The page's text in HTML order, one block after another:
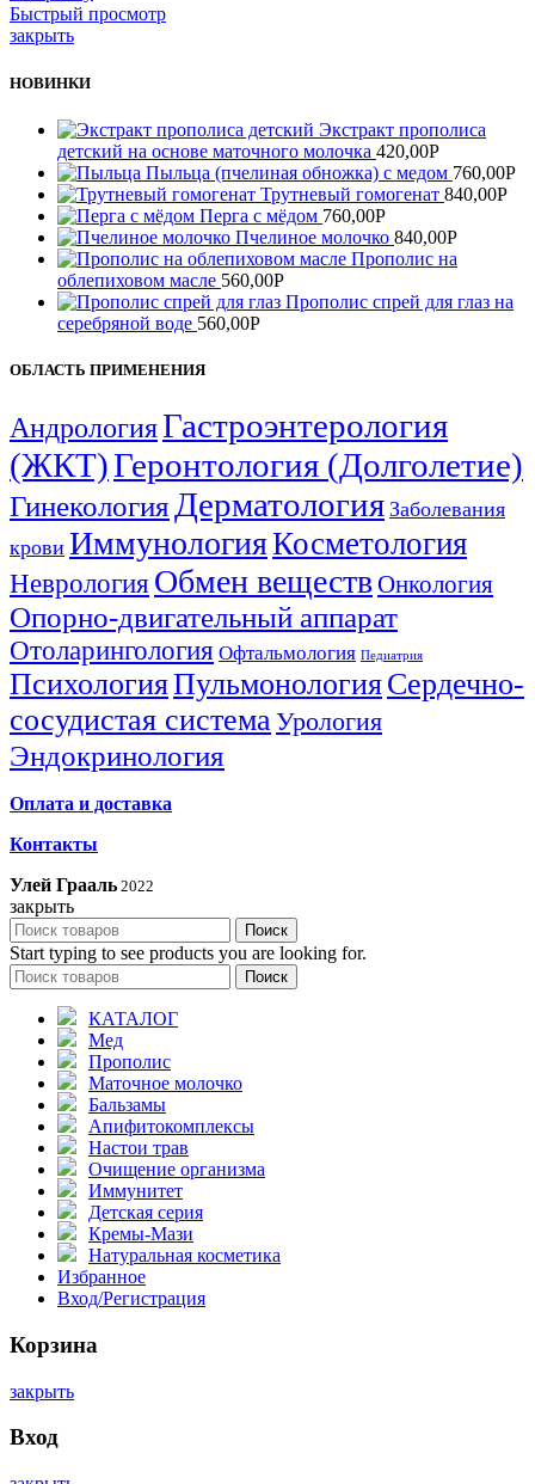
Быстрый просмотр
закрыть
НОВИНКИ
Экстракт прополиса
детский на основе маточного молочка 420,00Р
Пыльца (пчелиная обножка) с медом 760,00Р
Трутневый гомогенат 840,00Р
Перга с мёдом 760,00Р
Пчелиное молочко 840,00Р
Прополис на
облепиховом масле 560,00Р
Прополис спрей для глаз на
серебряной воде 560,00Р
ОБЛАСТЬ ПРИМЕНЕНИЯ
АндрологияГастроэнтерология
(ЖКТ)Геронтология (Долголетие)
Гинекология Дерматология Заболевания
крови ИммунологияКосметология
Неврология Обмен веществОнкология
Опорно-двигательный аппарат
Отоларингология Офтальмология Педиатрия
ПсихологияПульмонологияСердечно-
сосудистая системаУрология
Эндокринология
Оплата и доставка
Контакты
Улей Грааль 2022
закрыть
Поиск
Start typing to see products you are looking for.
Поиск
КАТАЛОГ
Мед
Прополис
Маточное молочко
Бальзамы
Апифитокомплексы
Настои трав
Очищение организма
Иммунитет
Детская серия
Кремы-Мази
Натуральная косметика
Избранное
Вход/Регистрация
Корзина
закрыть
Вход